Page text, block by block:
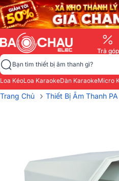
Trả góp
Bạn tìm thiết bị âm thanh gì?
Loa KéoLoa KaraokeDàn KaraokeMicro
Trang Chủ › Thiết Bị Âm Thanh